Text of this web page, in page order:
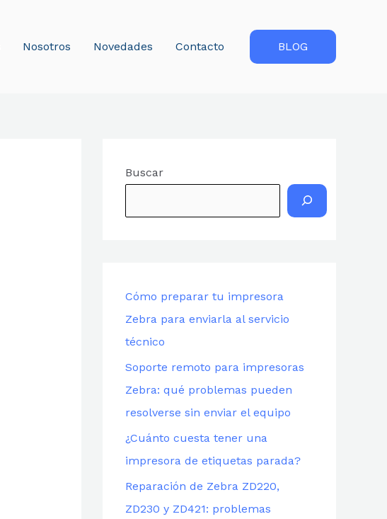
Nosotros Novedades Contacto BLOG
Buscar
Cómo preparar tu impresora
Zebra para enviarla al servicio
técnico
Soporte remoto para impresoras
Zebra: qué problemas pueden
resolverse sin enviar el equipo
¿Cuánto cuesta tener una
impresora de etiquetas parada?
Reparación de Zebra ZD220,
ZD230 y ZD421: problemas